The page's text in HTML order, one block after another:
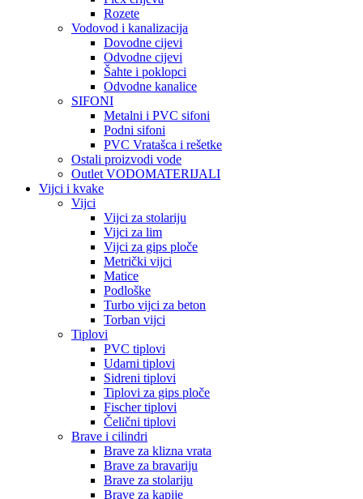
Rozete
Vodovod i kanalizacija
Dovodne cijevi
Odvodne cijevi
Šahte i poklopci
Odvodne kanalice
SIFONI
Metalni i PVC sifoni
Podni sifoni
PVC Vratašca i rešetke
Ostali proizvodi vode
Outlet VODOMATERIJALI
Vijci i kvake
Vijci
Vijci za stolariju
Vijci za lim
Vijci za gips ploče
Metrički vijci
Matice
Podloške
Turbo vijci za beton
Torban vijci
Tiplovi
PVC tiplovi
Udarni tiplovi
Sidreni tiplovi
Tiplovi za gips ploče
Fischer tiplovi
Čelični tiplovi
Brave i cilindri
Brave za klizna vrata
Brave za bravariju
Brave za stolariju
Brave za kapije